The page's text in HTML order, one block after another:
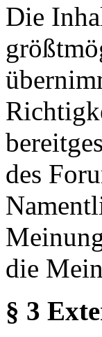
Die
des
die
§ 3